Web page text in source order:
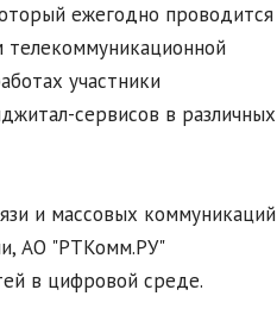
ежегодно проводится
телекоммуникационной
участники
сервисов в различных
и массовых коммуникаций
АО "РТКомм.РУ"
в цифровой среде.